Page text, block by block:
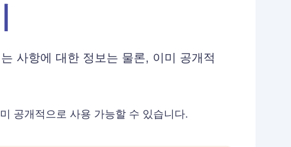
사항에 대한 정보는 물론, 이미 공개적
공개적으로 사용 가능할 수 있습니다.